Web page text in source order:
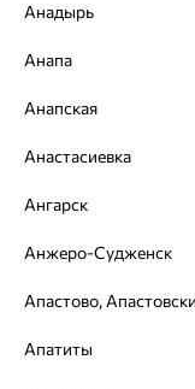
Похожие
64%
Анадырь
Анапа
Анапская
Анастасиевка
Ангарск
Анжеро-Судженск
Апатиты